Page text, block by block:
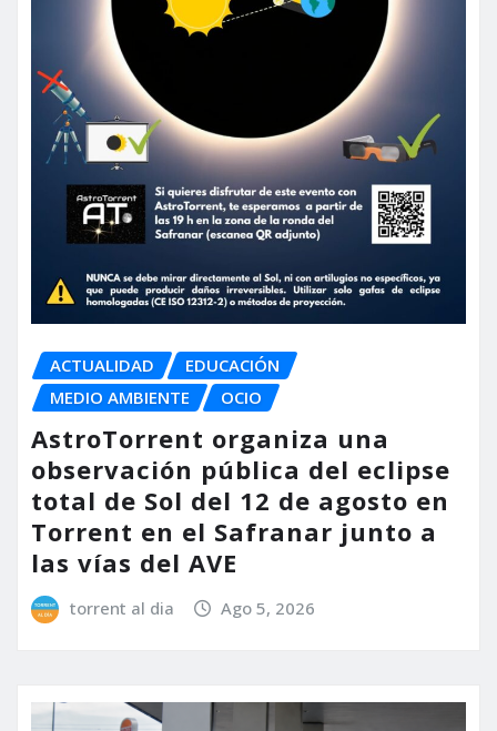
ACTUALIDAD
EDUCACIÓN
MEDIO AMBIENTE
OCIO
AstroTorrent organiza una
observación pública del eclipse
total de Sol del 12 de agosto en
Torrent en el Safranar junto a
las vías del AVE
torrent al dia Ago 5, 2026